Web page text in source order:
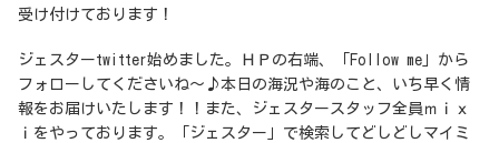
受け付けております！
ジェスターtwitter始めました。ＨＰの右端、「Follow me」から
フォローしてくださいね～♪本日の海況や海のこと、いち早く情
報をお届けいたします！！また、ジェスタースタッフ全員ｍｉｘ
ｉをやっております。「ジェスター」で検索してどしどしマイミ